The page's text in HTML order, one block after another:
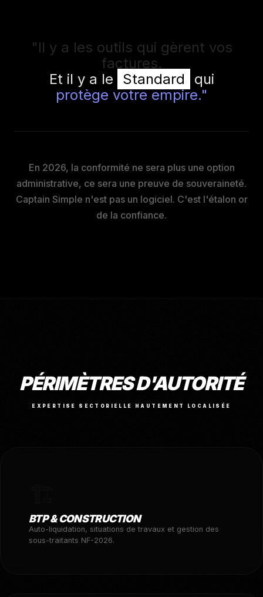
"Il y a les outils qui gèrent vos
factures.
Et il y a le
Standard
qui
protège votre empire."
En 2026, la conformité ne sera plus une option
administrative, ce sera une preuve de souveraineté.
Captain Simple n'est pas un logiciel. C'est l'étalon or
de la confiance.
PÉRIMÈTRES D'AUTORITÉ
EXPERTISE SECTORIELLE HAUTEMENT LOCALISÉE
BTP & CONSTRUCTION
Auto-liquidation, situations de travaux et gestion des
sous-traitants NF-2026.